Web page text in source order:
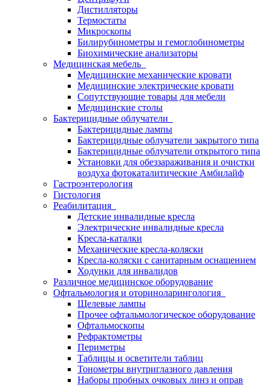
Дистилляторы
Термостаты
Микроскопы
Билирубинометры и гемоглобинометры
Биохимические анализаторы
Медицинская мебель
Медицинские механические кровати
Медицинские электрические кровати
Сопутствующие товары для мебели
Медицинские столы
Бактерицидные облучатели
Бактерицидные лампы
Бактерицидные облучатели закрытого типа
Бактерицидные облучатели открытого типа
Установки для обеззараживания и очистки
воздуха фотокаталитические Амбилайф
Гастроэнтерология
Гистология
Реабилитация
Детские инвалидные кресла
Электрические инвалидные кресла
Кресла-каталки
Механические кресла-коляски
Кресла-коляски с санитарным оснащением
Ходунки для инвалидов
Различное медицинское оборудование
Офтальмология и оториноларингология
Щелевые лампы
Прочее офтальмологическое оборудование
Офтальмоскопы
Рефрактометры
Периметры
Таблицы и осветители таблиц
Тонометры внутриглазного давления
Наборы пробных очковых линз и оправ